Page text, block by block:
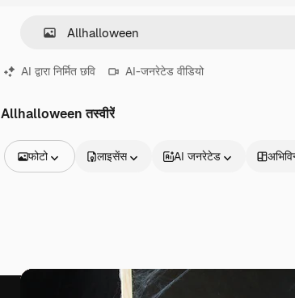
AI द्वारा निर्मित छवि AI-जनरेटेड वीडियो
Allhalloween तस्वीरें
फोटो
वीडियो
लाइसेंस AI जनरेटेड